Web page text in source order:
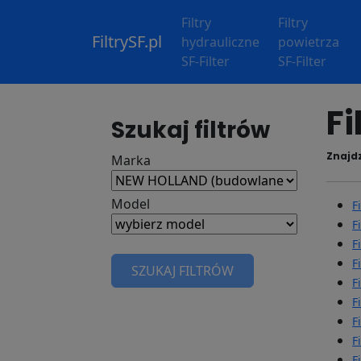
FiltrySF.pl
Filtry
hydrauliczne
SF-Filter
Filtry
powietrza
SF-Filter
Szukaj filtrów
Marka
Model
SZUKAJ FILTRÓW